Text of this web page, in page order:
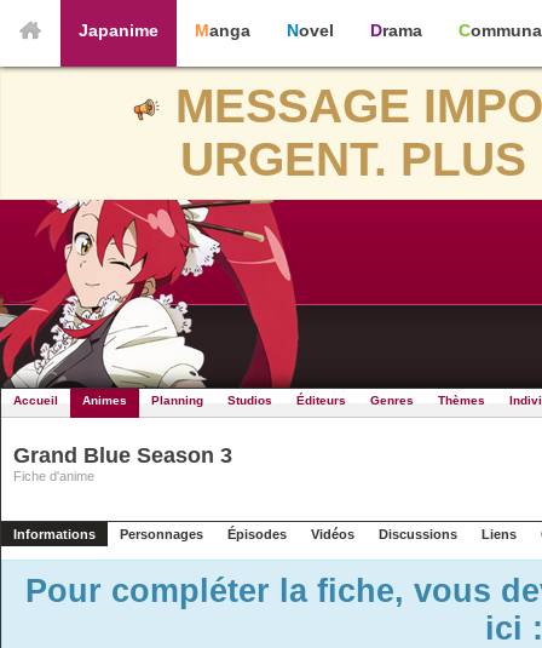
Japanime Manga Novel Drama
MESSAGE
URGENT.
Accueil Animes Planning Studios Éditeurs Genres Thèmes
Grand Blue Season 3
Fiche d'anime
Informations Personnages Épisodes Vidéos Discussions Liens
Pour compléter la fiche, vous
ici